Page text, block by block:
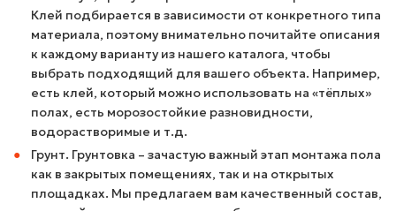
Клей подбирается в зависимости от конкретного типа
материала, поэтому внимательно почитайте описания
к каждому варианту из нашего каталога, чтобы
выбрать подходящий для вашего объекта. Например,
есть клей, который можно использовать на «тёплых»
полах, есть морозостойкие разновидности,
водорастворимые и т.д.
Грунт. Грунтовка – зачастую важный этап монтажа пола
как в закрытых помещениях, так и на открытых
площадках. Мы предлагаем вам качественный состав,